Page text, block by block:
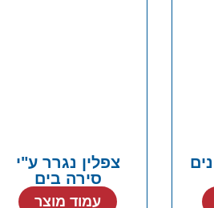
צפלין נגרר ע"י
סירה בים
עמוד מוצר